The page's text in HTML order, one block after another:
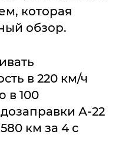
которая
обзор.
в 220 км/ч
в 100
А-22
км за 4 с